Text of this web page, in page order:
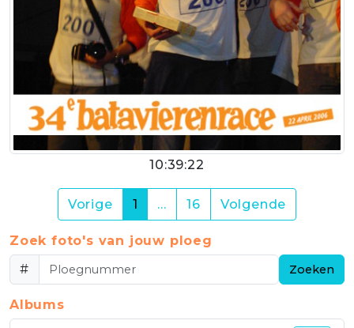
10:39:22
Vorige 1 (current)
… 16 Volgende
Zoek foto's van jouw ploeg
#
Zoeken
Albums